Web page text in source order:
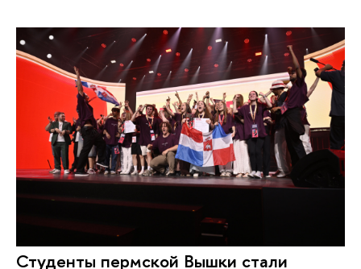
Студенты пермской Вышки стали